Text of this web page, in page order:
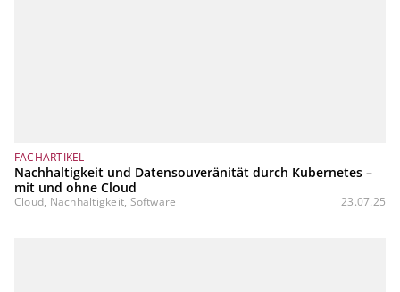
FACHARTIKEL
Nachhaltigkeit und Datensouveränität durch Kubernetes –
mit und ohne Cloud
Cloud, Nachhaltigkeit, Software 23.07.25